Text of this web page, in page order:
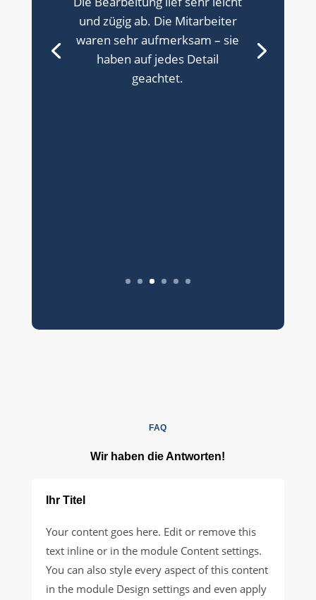
und zügig ab. Die Mitarbeiter
waren sehr aufmerksam – sie
haben auf jedes Detail
geachtet.
FAQ
Wir haben die Antworten!
Ihr Titel
Your content goes here. Edit or remove this
text inline or in the module Content settings.
You can also style every aspect of this content
in the module Design settings and even apply